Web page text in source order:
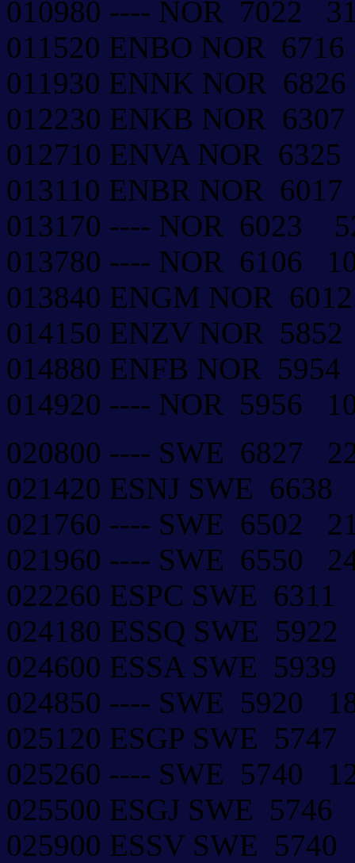
010980 ---- NOR 7022
011520 ENBO NOR
011930 ENNK NOR
012230 ENKB NOR
012710 ENVA NOR
013110 ENBR NOR
013170 ---- NOR 6023
013780 ---- NOR 6106
013840 ENGM NOR
014150 ENZV NOR
014880 ENFB NOR
014920 ---- NOR 5956
020800 ---- SWE 6827
021420 ESNJ SWE
021760 ---- SWE 6502
021960 ---- SWE 6550
022260 ESPC SWE
024180 ESSQ SWE
024600 ESSA SWE
024850 ---- SWE 5920
025120 ESGP SWE
025260 ---- SWE 5740
025500 ESGJ SWE
025900 ESSV SWE